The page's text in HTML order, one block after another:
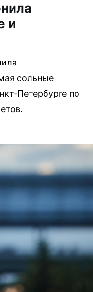
и
сольные
Петербурге по